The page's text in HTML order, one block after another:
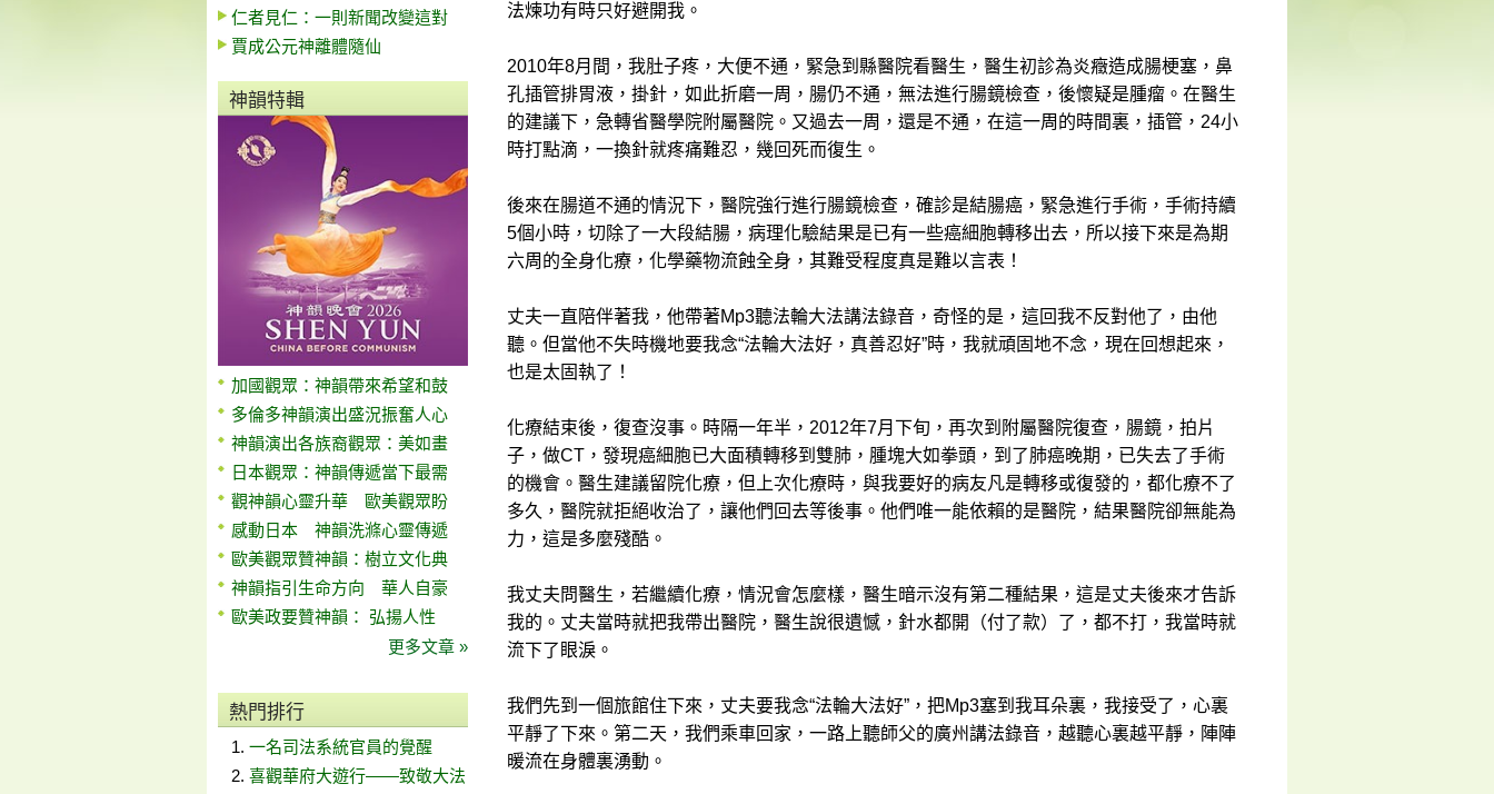
仁者見仁：一則新聞改變這對
賈成公元神離體隨仙
神韻特輯
加國觀眾：神韻帶來希望和鼓
多倫多神韻演出盛況振奮人心
神韻演出各族裔觀眾：美如畫
日本觀眾：神韻傳遞當下最需
觀神韻心靈升華 歐美觀眾盼
感動日本 神韻洗滌心靈傳遞
歐美觀眾贊神韻：樹立文化典
神韻指引生命方向 華人自豪
歐美政要贊神韻： 弘揚人性
更多文章 »
熱門排行
一名司法系統官員的覺醒
喜觀華府大遊行——致敬大法
法煉功有時只好避開我。
2010年8月間，我肚子疼，大便不通，緊急到縣醫院看醫生，醫生初診為炎癥造成腸梗塞，鼻
孔插管排胃液，掛針，如此折磨一周，腸仍不通，無法進行腸鏡檢查，後懷疑是腫瘤。在醫生
的建議下，急轉省醫學院附屬醫院。又過去一周，還是不通，在這一周的時間裏，插管，24小
時打點滴，一換針就疼痛難忍，幾回死而復生。
後來在腸道不通的情況下，醫院強行進行腸鏡檢查，確診是結腸癌，緊急進行手術，手術持續
5個小時，切除了一大段結腸，病理化驗結果是已有一些癌細胞轉移出去，所以接下來是為期
六周的全身化療，化學藥物流蝕全身，其難受程度真是難以言表！
丈夫一直陪伴著我，他帶著Mp3聽法輪大法講法錄音，奇怪的是，這回我不反對他了，由他
聽。但當他不失時機地要我念“法輪大法好，真善忍好”時，我就頑固地不念，現在回想起來，
也是太固執了！
化療結束後，復查沒事。時隔一年半，2012年7月下旬，再次到附屬醫院復查，腸鏡，拍片
子，做CT，發現癌細胞已大面積轉移到雙肺，腫塊大如拳頭，到了肺癌晚期，已失去了手術
的機會。醫生建議留院化療，但上次化療時，與我要好的病友凡是轉移或復發的，都化療不了
多久，醫院就拒絕收治了，讓他們回去等後事。他們唯一能依賴的是醫院，結果醫院卻無能為
力，這是多麼殘酷。
我丈夫問醫生，若繼續化療，情況會怎麼樣，醫生暗示沒有第二種結果，這是丈夫後來才告訴
我的。丈夫當時就把我帶出醫院，醫生說很遺憾，針水都開（付了款）了，都不打，我當時就
流下了眼淚。
我們先到一個旅館住下來，丈夫要我念“法輪大法好”，把Mp3塞到我耳朵裏，我接受了，心裏
平靜了下來。第二天，我們乘車回家，一路上聽師父的廣州講法錄音，越聽心裏越平靜，陣陣
暖流在身體裏湧動。